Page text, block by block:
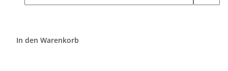
In den Warenkorb